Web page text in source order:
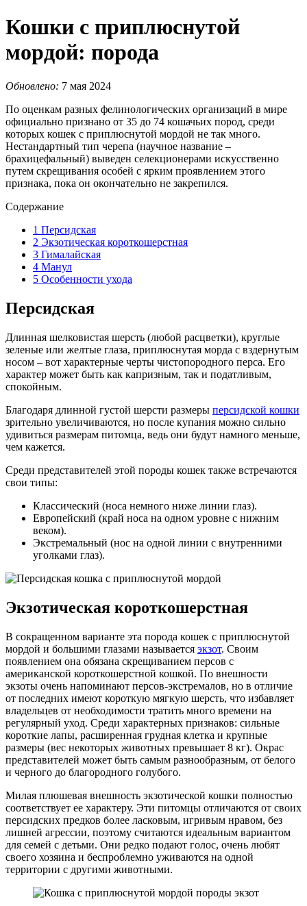
Кошки с приплюснутой
мордой: порода
Обновлено: 7 мая 2024
По оценкам разных фелинологических организаций в мире
официально признано от 35 до 74 кошачьих пород, среди
которых кошек с приплюснутой мордой не так много.
Нестандартный тип черепа (научное название –
брахицефальный) выведен селекционерами искусственно
путем скрещивания особей с ярким проявлением этого
признака, пока он окончательно не закрепился.
Содержание
1 Персидская
2 Экзотическая короткошерстная
3 Гималайская
4 Манул
5 Особенности ухода
Персидская
Длинная шелковистая шерсть (любой расцветки), круглые
зеленые или желтые глаза, приплюснутая морда с вздернутым
носом – вот характерные черты чистопородного перса. Его
характер может быть как капризным, так и податливым,
спокойным.
Благодаря длинной густой шерсти размеры персидской кошки
зрительно увеличиваются, но после купания можно сильно
удивиться размерам питомца, ведь они будут намного меньше,
чем кажется.
Среди представителей этой породы кошек также встречаются
свои типы:
Классический (носа немного ниже линии глаз).
Европейский (край носа на одном уровне с нижним
веком).
Экстремальный (нос на одной линии с внутренними
уголками глаз).
Экзотическая короткошерстная
В сокращенном варианте эта порода кошек с приплюснутой
мордой и большими глазами называется экзот. Своим
появлением она обязана скрещиванием персов с
американской короткошерстной кошкой. По внешности
экзоты очень напоминают персов-экстремалов, но в отличие
от последних имеют короткую мягкую шерсть, что избавляет
владельцев от необходимости тратить много времени на
регулярный уход. Среди характерных признаков: сильные
короткие лапы, расширенная грудная клетка и крупные
размеры (вес некоторых животных превышает 8 кг). Окрас
представителей может быть самым разнообразным, от белого
и черного до благородного голубого.
Милая плюшевая внешность экзотической кошки полностью
соответствует ее характеру. Эти питомцы отличаются от своих
персидских предков более ласковым, игривым нравом, без
лишней агрессии, поэтому считаются идеальным вариантом
для семей с детьми. Они редко подают голос, очень любят
своего хозяина и беспроблемно уживаются на одной
территории с другими животными.